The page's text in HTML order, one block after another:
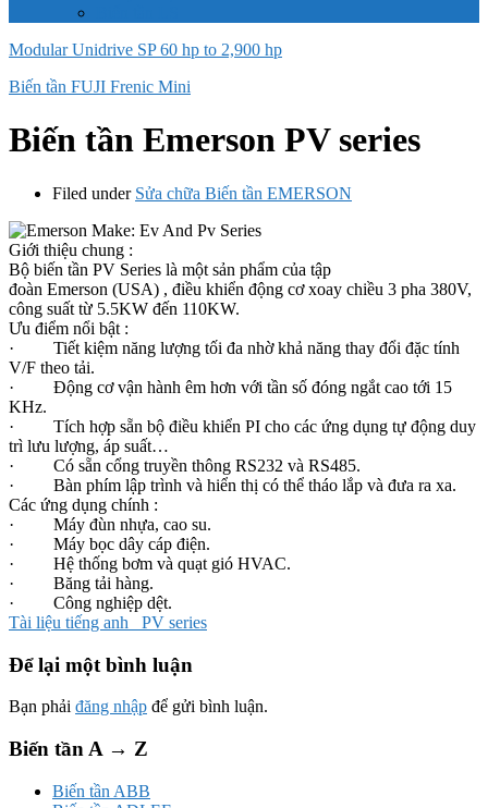
Modular Unidrive SP 60 hp to 2,900 hp
Biến tần FUJI Frenic Mini
Biến tần Emerson PV series
Filed under Sửa chữa Biến tần EMERSON
Giới thiệu chung :
Bộ biến tần PV Series là một sản phẩm của tập
đoàn Emerson (USA) , điều khiển động cơ xoay chiều 3 pha 380V,
công suất từ 5.5KW đến 110KW.
Ưu điểm nổi bật :
· Tiết kiệm năng lượng tối đa nhờ khả năng thay đổi đặc tính
V/F theo tải.
· Động cơ vận hành êm hơn với tần số đóng ngắt cao tới 15
KHz.
· Tích hợp sẵn bộ điều khiển PI cho các ứng dụng tự động duy
trì lưu lượng, áp suất…
· Có sẵn cổng truyền thông RS232 và RS485.
· Bàn phím lập trình và hiển thị có thể tháo lắp và đưa ra xa.
Các ứng dụng chính :
· Máy đùn nhựa, cao su.
· Máy bọc dây cáp điện.
· Hệ thống bơm và quạt gió HVAC.
· Băng tải hàng.
· Công nghiệp dệt.
Tài liệu tiếng anh _PV series
Để lại một bình luận
Bạn phải đăng nhập để gửi bình luận.
Biến tần A → Z
Biến tần ABB